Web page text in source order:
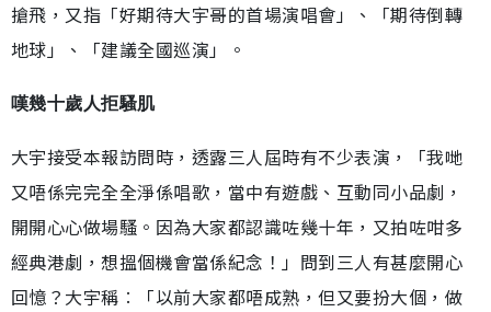
搶飛，又指「好期待大宇哥的首場演唱會」、「期待倒轉
地球」、「建議全國巡演」。
嘆幾十歲人拒騷肌
大宇接受本報訪問時，透露三人屆時有不少表演，「我哋
又唔係完完全全淨係唱歌，當中有遊戲、互動同小品劇，
開開心心做場騷。因為大家都認識咗幾十年，又拍咗咁多
經典港劇，想搵個機會當係紀念！」問到三人有甚麼開心
回憶？大宇稱︰「以前大家都唔成熟，但又要扮大個，做